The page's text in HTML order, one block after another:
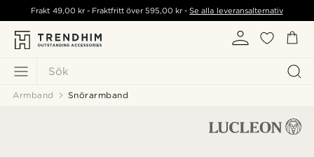
Sök
Frakt 49,00 kr- Fraktfritt över595,00 kr -Se alla leveransalternativ
Armband Snörarmband